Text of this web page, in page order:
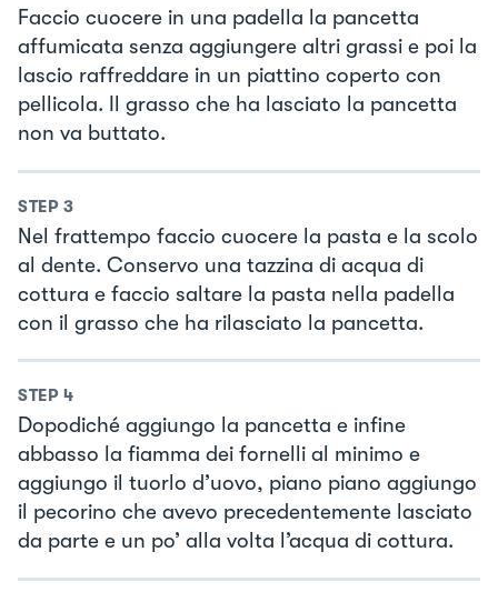
Faccio cuocere in una padella la pancetta
affumicata senza aggiungere altri grassi e poi la
lascio raffreddare in un piattino coperto con
pellicola. Il grasso che ha lasciato la pancetta
non va buttato.
STEP 3
Nel frattempo faccio cuocere la pasta e la scolo
al dente. Conservo una tazzina di acqua di
cottura e faccio saltare la pasta nella padella
con il grasso che ha rilasciato la pancetta.
STEP 4
Dopodiché aggiungo la pancetta e infine
abbasso la fiamma dei fornelli al minimo e
aggiungo il tuorlo d’uovo, piano piano aggiungo
il pecorino che avevo precedentemente lasciato
da parte e un po’ alla volta l’acqua di cottura.